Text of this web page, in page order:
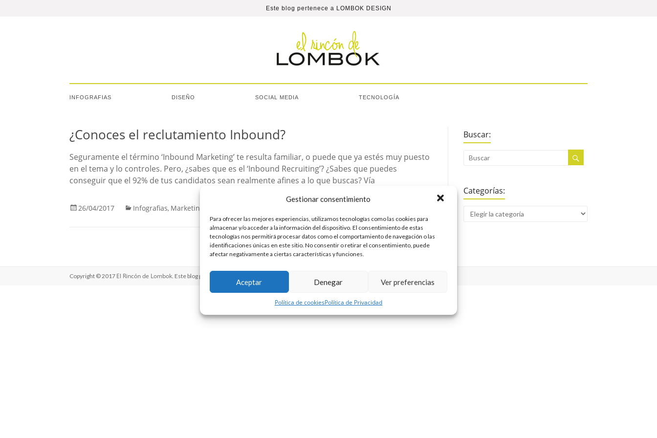
Gestionar consentimiento
Para ofrecer las mejores experiencias, utilizamos tecnologías como las cookies para
almacenar y/o acceder a la información del dispositivo. El consentimiento de estas
tecnologías nos permitirá procesar datos como el comportamiento de navegación o las
identificaciones únicas en este sitio. No consentir o retirar el consentimiento, puede
afectar negativamente a ciertas características y funciones.
Aceptar Denegar Ver preferencias
Política de cookiesPolítica de Privacidad
Este blog pertenece a LOMBOK DESIGN
INFOGRAFIAS DISEÑO SOCIAL MEDIA TECNOLOGÍA
¿Conoces el reclutamiento Inbound?
Seguramente el término ‘Inbound Marketing’ te resulta familiar, o puede que ya estés muy puesto
en el tema y lo controles. Pero, ¿sabes que es el ‘Inbound Recruiting’? ¿Sabes que puedes
conseguir que el 92% de tus candidatos sean realmente afines a lo que buscas? Vía
26/04/2017 Infografias, Marketing
Buscar:
Categorías:
Copyright © 2017 El Rincón de Lombok. Este blog pertenece a Política de privacidad